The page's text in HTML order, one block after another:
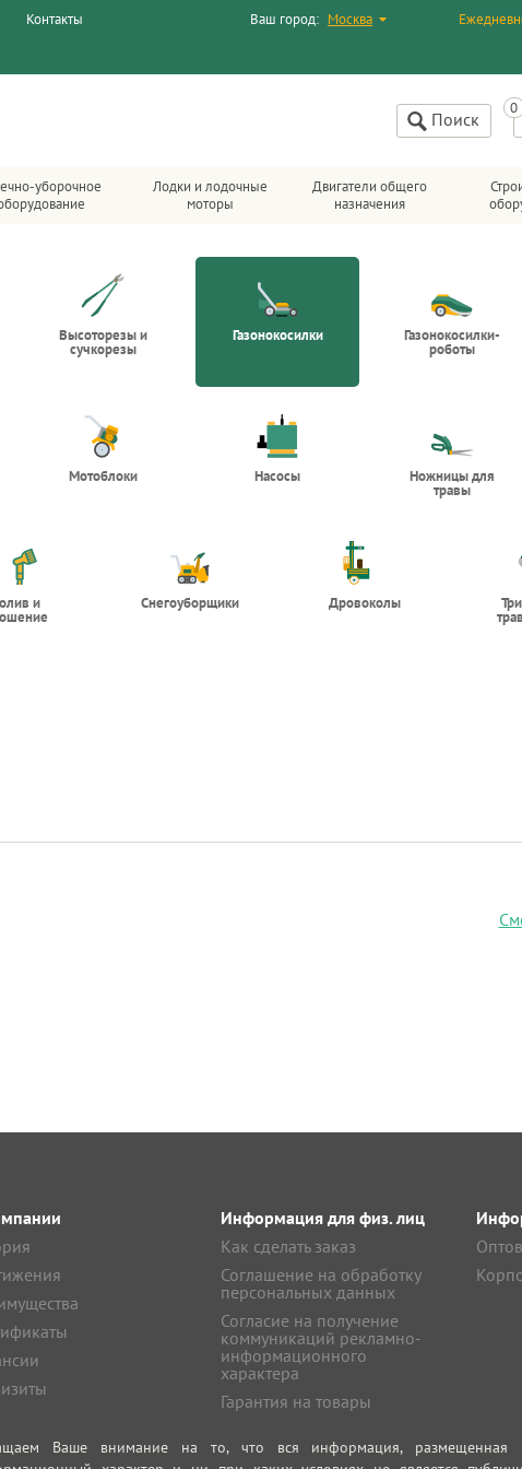
Контакты Ваш город: Москва
Поиск
уборочное
Лодки и лодочные
моторы
Двигатели общего
назначения
Высоторезы и
сучкорезы
Газонокосилки Газонокосилки-
роботы
Мотоблоки Насосы Ножницы для
травы
и Снегоуборщики Дровоколы
Информация для физ. лиц
Как сделать заказ
Соглашение на обработку
персональных данных
Согласие на получение
коммуникаций рекламно-
информационного
характера
Гарантия на товары
Ваше внимание на то, что вся информация, размещенная